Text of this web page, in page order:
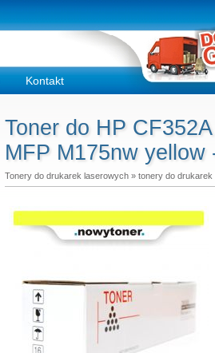
Kontakt
Toner do HP
MFP M175nw yellow
Tonery do drukarek laserowych » tonery do drukarek